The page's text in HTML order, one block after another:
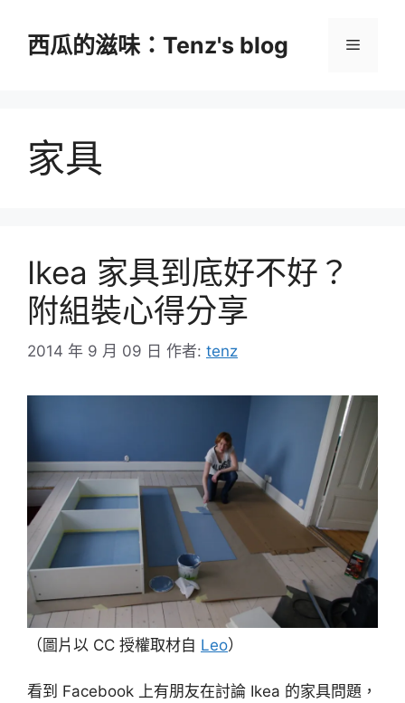
西瓜的滋味：Tenz's blog 選
家具
Ikea 家具到底好不好？
附組裝心得分享
2014 年 9 月 09 日 作者: tenz
（圖片以 CC 授權取材自 Leo）
看到 Facebook 上有朋友在討論 Ikea 的家具問題，